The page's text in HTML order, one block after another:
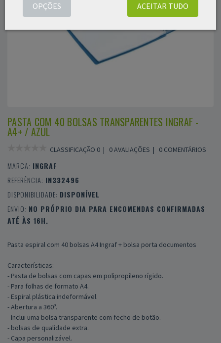
PASTA COM 40 BOLSAS TRANSPARENTES INGRAF -
A4+ / AZUL
CLASSIFICAÇÃO 0 | 0 AVALIAÇÕES | 0 COMENTÁRIOS
MARCA: INGRAF
REFERÊNCIA: IN332496
DISPONIBILIDADE: DISPONÍVEL
ENVIO: NO PRÓPRIO DIA PARA ENCOMENDAS CONFIRMADAS
ATÉ ÀS 16H.
Pasta espiral com 40 bolsas A4 Ingraf + bolsa porta documentos
Características:
- Pasta de bolsas com capas em polipropileno rígido.
- Para folhas de formato A4.
- Espiral plástica indeformável.
- Abertura a 360º.
- Inclui uma bolsa transparente com fecho de botão.
- bolsas de qualidade extra.
- Capa personalizável.
ACEITAR TUDO
OPÇÕES